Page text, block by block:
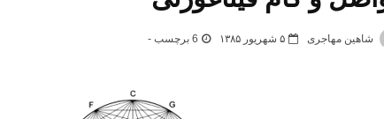
شاهین مهاجری ۵ شهریور ۱۳۸۵ 6 برچسب -